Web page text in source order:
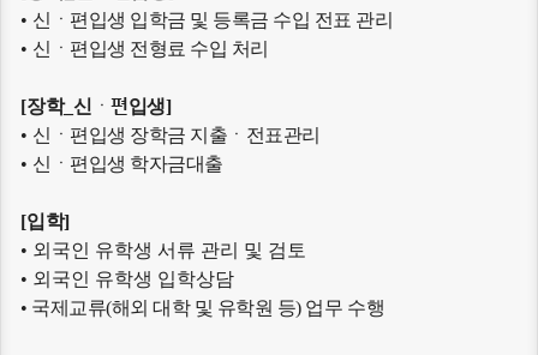
• 신ㆍ편입생 입학금 및 등록금 수입 전표 관리
• 신ㆍ편입생 전형료 수입 처리
[장학_ 신 ㆍ편입생]
• 신ㆍ편입생 장학금 지출ㆍ전표관리
• 신ㆍ편입생 학자금대출
[입학]
• 외국인 유학생 서류 관리 및 검토
• 외국인 유학생 입학상담
• 국제교류(해외 대학 및 유학원 등) 업무 수행